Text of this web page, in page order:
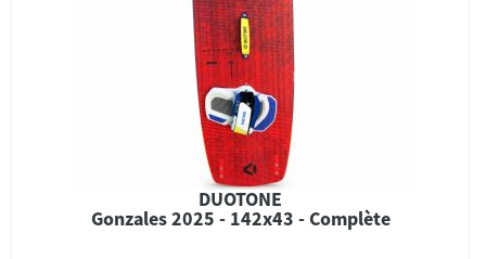
DUOTONE
Gonzales 2025 - 142x43 - Complète